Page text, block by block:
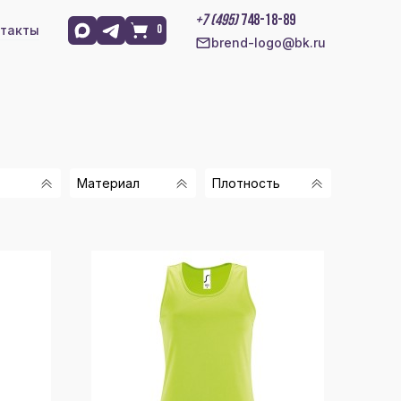
0
+7 (495)748-18-89
brend-logo@bk.ru
Материал
ОСНОВНОЕ ПОЛОТНО
100% ПОЛИЭСТЕР,
ВСТАВКИ 100%
МИКРОПЕРФОРИРОВАННЫЙ
ПОЛИЭСТЕР
МИКРОПЕРФОРИРОВАННЫЙ
ПОЛИЭСТЕР
Плотность
140 Г/М2
160 Г/М2
145 Г/М2